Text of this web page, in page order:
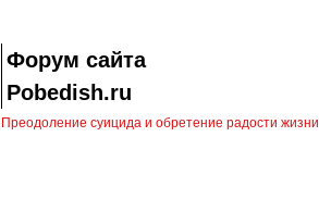
Форум сайта
Pobedish.ru
Преодоление суицида и обретение радости жизни